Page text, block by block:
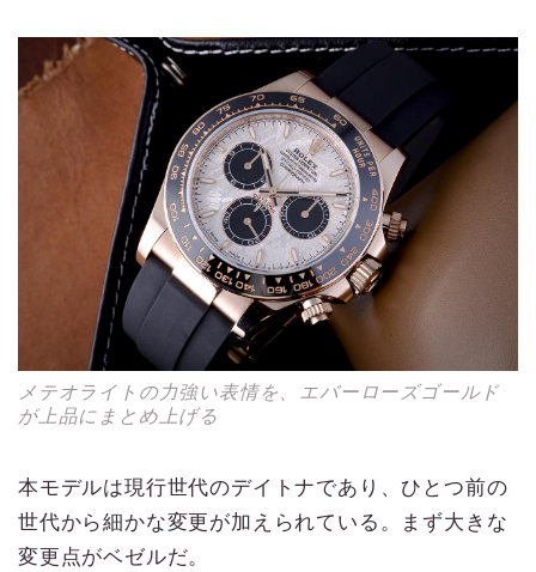
メテオライトの力強い表情を、エバーローズゴールド
が上品にまとめ上げる
本モデルは現行世代のデイトナであり、ひとつ前の
世代から細かな変更が加えられている。まず大きな
変更点がベゼルだ。